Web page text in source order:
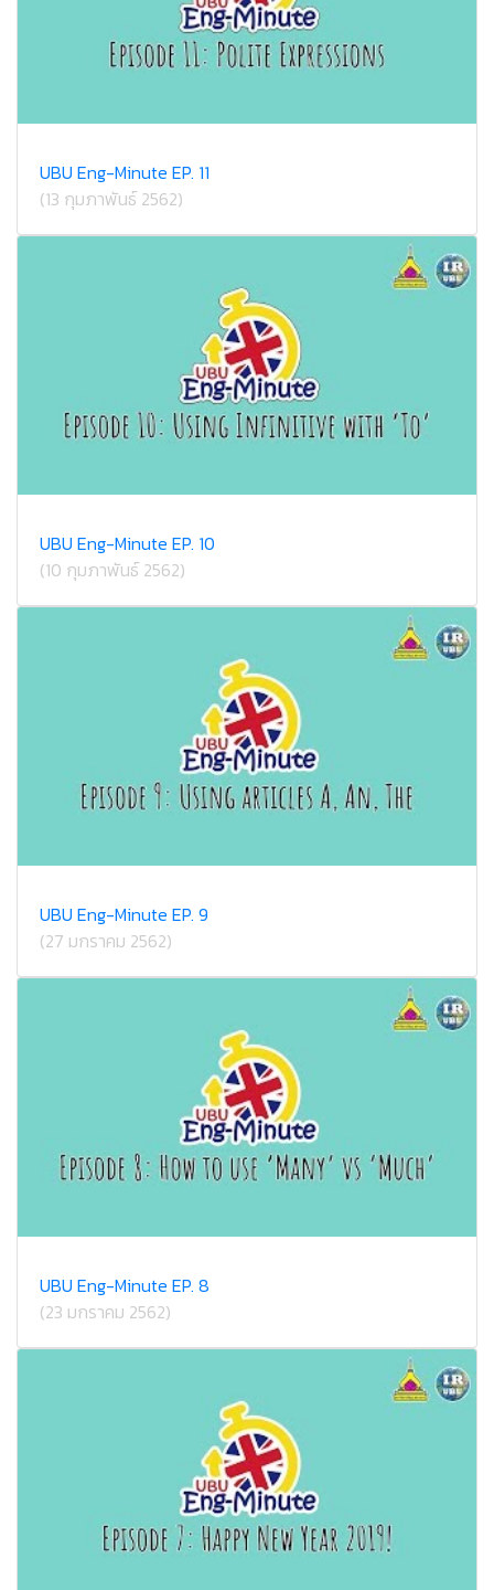
UBU Eng-Minute EP. 11
(13 กุมภาพันธ์ 2562)
UBU Eng-Minute EP. 10
(10 กุมภาพันธ์ 2562)
UBU Eng-Minute EP. 9
(27 มกราคม 2562)
UBU Eng-Minute EP. 8
(23 มกราคม 2562)